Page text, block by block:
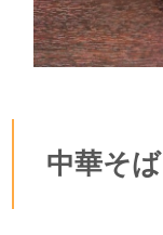
中華そば